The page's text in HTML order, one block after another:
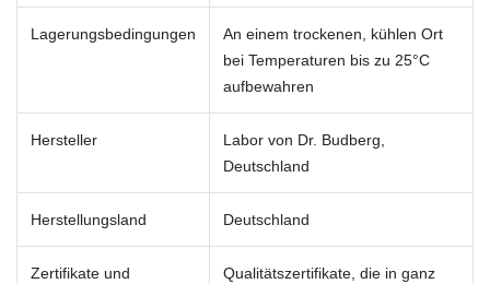
Lagerungsbedingungen
An einem trockenen, kühlen Ort
bei Temperaturen bis zu 25°C
aufbewahren
Hersteller
Labor von Dr. Budberg,
Deutschland
Herstellungsland Deutschland
Zertifikate und
Qualitätszertifikate, die in ganz